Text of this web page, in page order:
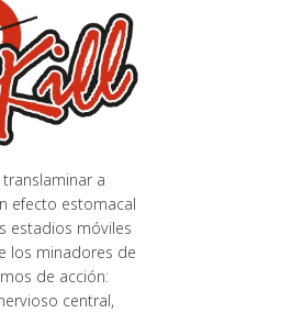
a
efecto estomacal
estadios móviles
los minadores de
de acción:
central,